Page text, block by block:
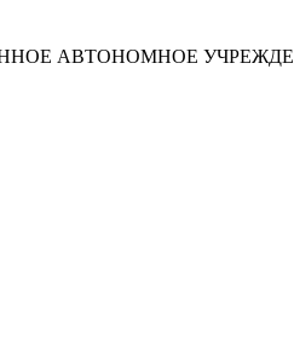
АВТОНОМНОЕ